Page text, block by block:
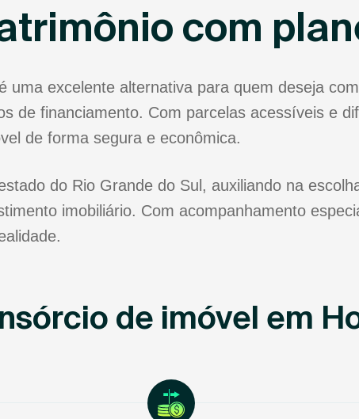
com
uma excelente alternativa para quem deseja
de financiamento. Com parcelas acessíveis e
de forma segura e econômica.
do Rio Grande do Sul, auxiliando na
imobiliário. Com acompanhamento
de imóvel em